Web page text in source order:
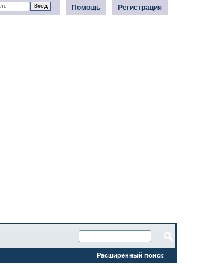
Регистрация
Помощь
Расширенный поиск